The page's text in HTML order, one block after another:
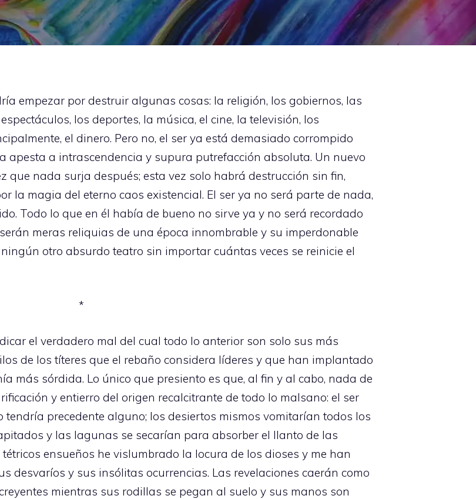
empezar por destruir algunas cosas: la religión, los gobiernos, las
los deportes, la música, el cine, la televisión, los
el dinero. Pero no, el ser ya está demasiado corrompido
apesta a intrascendencia y supura putrefacción absoluta. Un nuevo
que nada surja después; esta vez solo habrá destrucción sin fin,
la magia del eterno caos existencial. El ser ya no será parte de nada,
Todo lo que en él había de bueno no sirve ya y no será recordado
meras reliquias de una época innombrable y su imperdonable
otro absurdo teatro sin importar cuántas veces se reinicie el
*
el verdadero mal del cual todo lo anterior son solo sus más
de los títeres que el rebaño considera líderes y que han implantado
más sórdida. Lo único que presiento es que, al fin y al cabo, nada de
y entierro del origen recalcitrante de todo lo malsano: el ser
precedente alguno; los desiertos mismos vomitarían todos los
y las lagunas se secarían para absorber el llanto de las
ensueños he vislumbrado la locura de los dioses y me han
desvaríos y sus insólitas ocurrencias. Las revelaciones caerán como
mientras sus rodillas se pegan al suelo y sus manos son